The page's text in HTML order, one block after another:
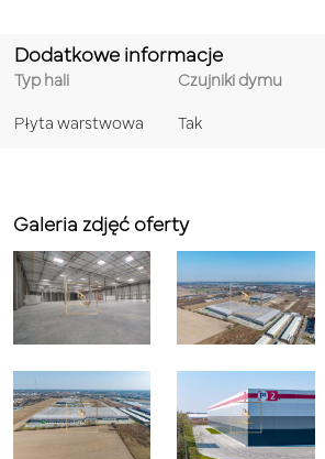
Dodatkowe informacje
Typ hali
Płyta warstwowa
Czujniki dymu
Tak
Galeria zdjęć oferty